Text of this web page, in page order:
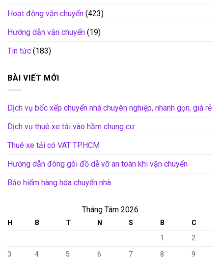
Hoạt động vận chuyển (423)
Hướng dẫn vận chuyển (19)
Tin tức (183)
BÀI VIẾT MỚI
Dịch vụ bốc xếp chuyển nhà chuyên nghiệp, nhanh gọn, giá rẻ
Dịch vụ thuê xe tải vào hầm chung cư
Thuê xe tải có VAT TP.HCM
Hướng dẫn đóng gói đồ dễ vỡ an toàn khi vận chuyển
Bảo hiểm hàng hóa chuyển nhà
Tháng Tám 2026
H B T N S B
C
1
2
3
4 5 6 7 8
9